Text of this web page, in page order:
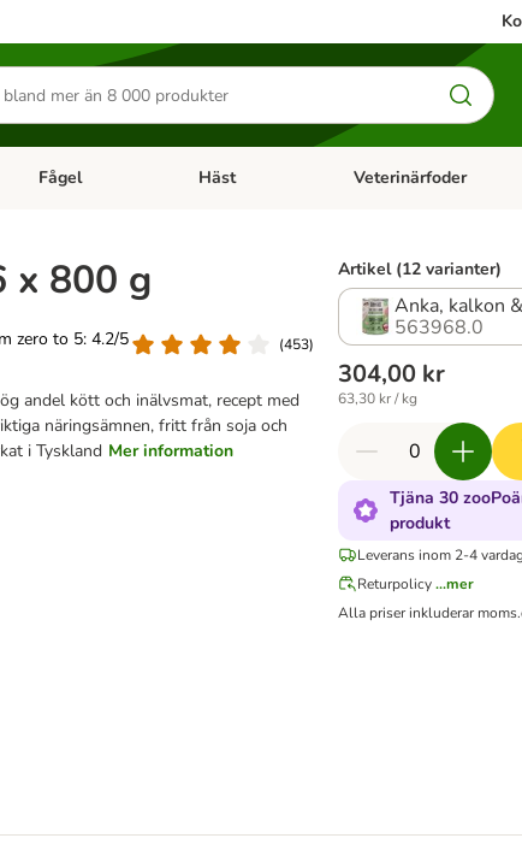
Smådjur
Open category menu: Fisk
Fågel Open category menu: Fågel
Häst Open category menu:
Veterinärfoder
x 800 g
zero to 5: 4.2/5
(453)
andel kött och inälvsmat, recept med
näringsämnen, fritt från soja och
i Tyskland Mer information
Artikel (12 varianter)
Anka, kalkon
563968.0
304,00 kr
63,30 kr / kg
Tjäna 30
produkt
Leverans inom 2-4
Returpolicy...mer
Alla priser inkluderar moms.